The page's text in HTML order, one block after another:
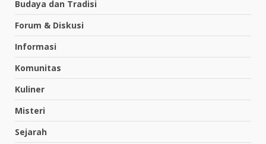
Budaya dan Tradisi
Forum & Diskusi
Informasi
Komunitas
Kuliner
Misteri
Sejarah